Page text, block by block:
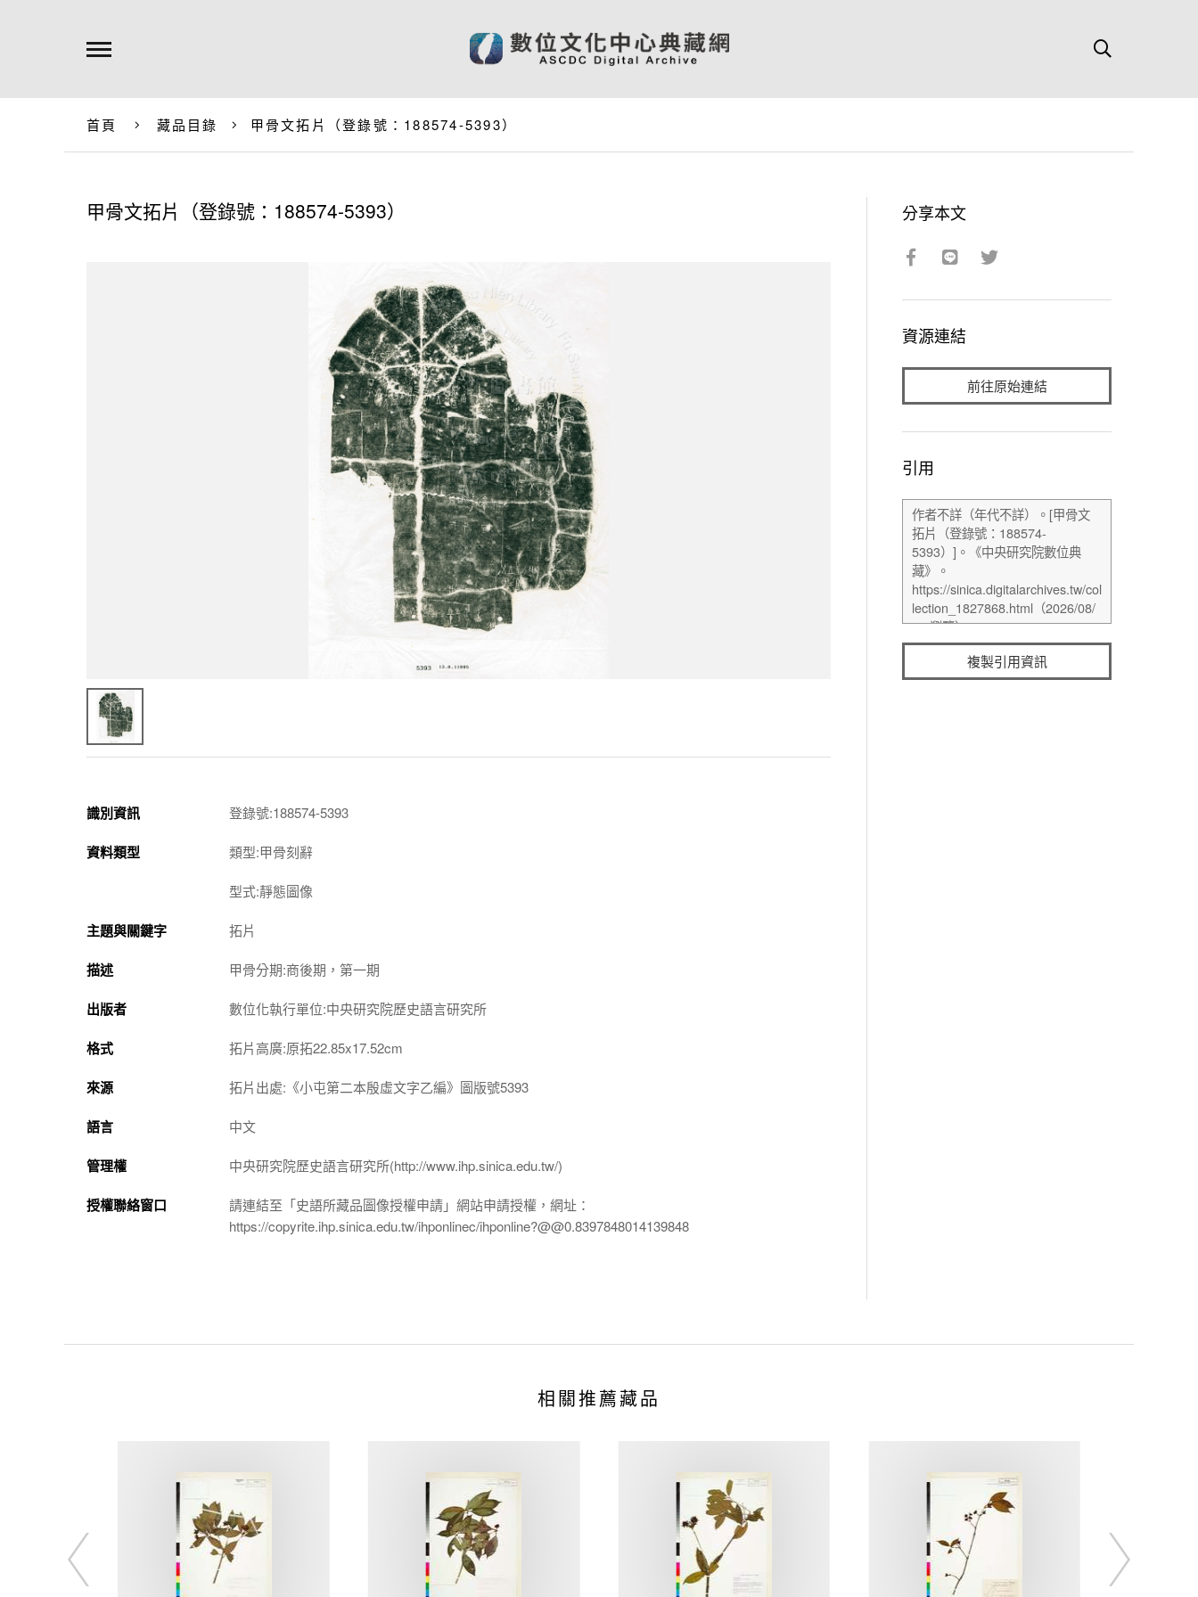
首頁 藏品目錄 甲骨文拓片（登錄號：188574-5393）
甲骨文拓片（登錄號：188574-5393）
識別資訊 登錄號:188574-5393
資料類型 類型:甲骨刻辭
型式:靜態圖像
主題與關鍵字 拓片
描述 甲骨分期:商後期，第一期
出版者 數位化執行單位:中央研究院歷史語言研究所
格式 拓片高廣:原拓22.85x17.52cm
來源 拓片出處:《小屯第二本殷虛文字乙編》圖版號5393
語言 中文
管理權 中央研究院歷史語言研究所(http://www.ihp.sinica.edu.tw/)
授權聯絡窗口
請連結至「史語所藏品圖像授權申請」網站申請授權，網址：
https://copyrite.ihp.sinica.edu.tw/ihponlinec/ihponline?@@0.8397848014139848
分享本文
資源連結
前往原始連結
引用
複製引用資訊
相關推薦藏品